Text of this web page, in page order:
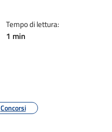
Tempo di lettura:
1 min
Concorsi